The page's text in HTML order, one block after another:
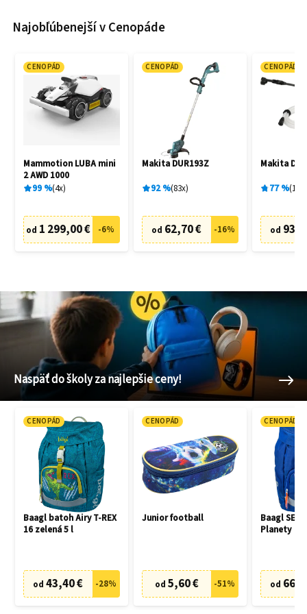
Najobľúbenejší v Cenopáde
CENOPÁD
Mammotion LUBA mini
2 AWD 1000
99% 4x
od 1 299,00 € -6%
CENOPÁD
Makita DUR193Z
92% 83x
od 62,70 € -16%
CENOPÁD
Makita
77% 19
od
Naspäť do školy za najlepšie ceny!
CENOPÁD
Baagl batoh Airy T-REX
16 zelená 5 l
od 43,40 € -28%
CENOPÁD
Junior football
od 5,60 € -51%
CENOPÁD
Baagl SET
Planety
od